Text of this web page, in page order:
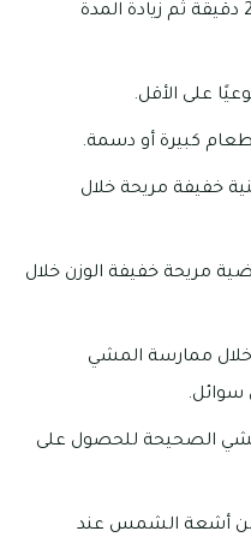
البدء بممارسة المشي لمدة 20 دقيقة ثم زيادة المدة
على الأقل.
كبيرة أو دسمة.
خفيفة مريحة خلال
مريحة خفيفة الوزن خلال
خلال ممارسة المشي
الصحيحة للحصول على
من أشعة الشمس عند